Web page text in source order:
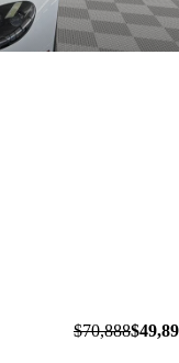
$70,888